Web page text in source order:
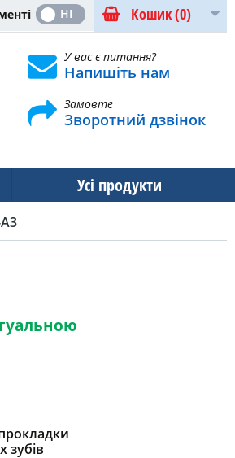
Кошик(0)
ТАК НІ
У вас є питання?
Напишіть нам
Замовте
Зворотний дзвінок
Усі продукти
зубів